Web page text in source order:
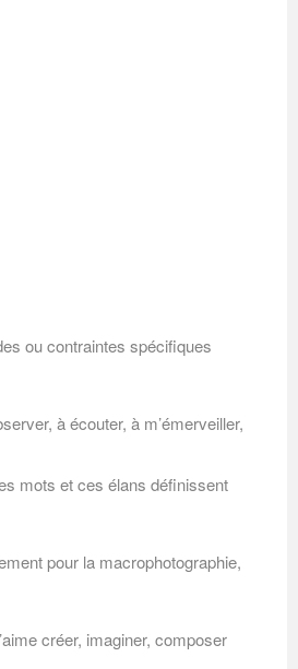
ou contraintes spécifiques
à écouter, à m’émerveiller,
mots et ces élans définissent
pour la macrophotographie,
créer, imaginer, composer